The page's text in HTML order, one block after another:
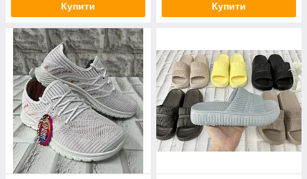
Купити Купити